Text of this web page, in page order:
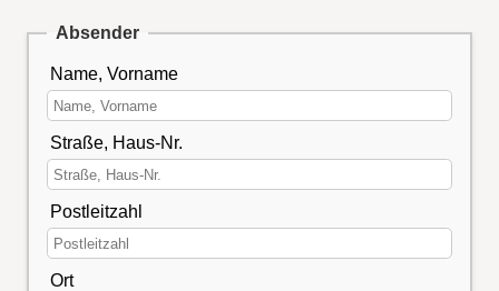
Absender
Name, Vorname
Straße, Haus-Nr.
Postleitzahl
Ort